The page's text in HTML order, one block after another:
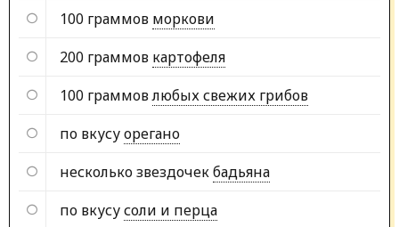
100 граммов моркови
200 граммов картофеля
100 граммовлюбых свежих грибов
по вкусуорегано
несколько звездочекбадьяна
по вкусусоли и перца